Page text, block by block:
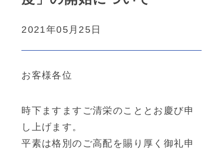
2021年05月25日
お客様各位
時下ますますご清栄のこととお慶び申
し上げます。
平素は格別のご高配を賜り厚く御礼申